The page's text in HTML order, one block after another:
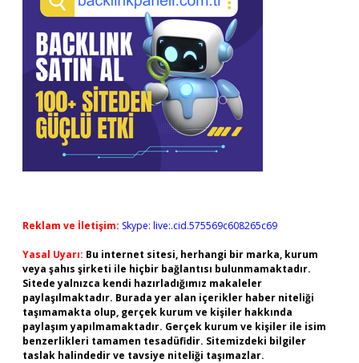
Reklam ve İletişim: Skype: live:.cid.575569c608265c69
Yasal Uyarı: Bu internet sitesi, herhangi bir marka, kurum
veya şahıs şirketi ile hiçbir bağlantısı bulunmamaktadır.
Sitede yalnızca kendi hazırladığımız makaleler
paylaşılmaktadır. Burada yer alan içerikler haber niteliği
taşımamakta olup, gerçek kurum ve kişiler hakkında
paylaşım yapılmamaktadır. Gerçek kurum ve kişiler ile isim
benzerlikleri tamamen tesadüfidir. Sitemizdeki bilgiler
taslak halindedir ve tavsiye niteliği taşımazlar.